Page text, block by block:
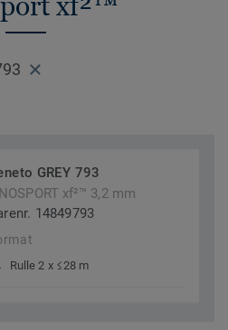
GREY 793
xf²™ 3,2 mm
14849793
Rulle 2 x ≤28 m